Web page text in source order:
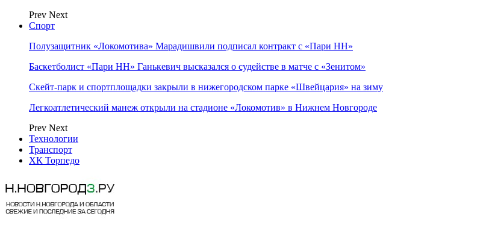
Prev Next
Спорт
Полузащитник «Локомотива» Марадишвили подписал контракт с «Пари НН»
Баскетболист «Пари НН» Ганькевич высказался о судействе в матче с «Зенитом»
Скейт-парк и спортплощадки закрыли в нижегородском парке «Швейцария» на зиму
Легкоатлетический манеж открыли на стадионе «Локомотив» в Нижнем Новгороде
Prev Next
Технологии
Транспорт
ХК Торпедо